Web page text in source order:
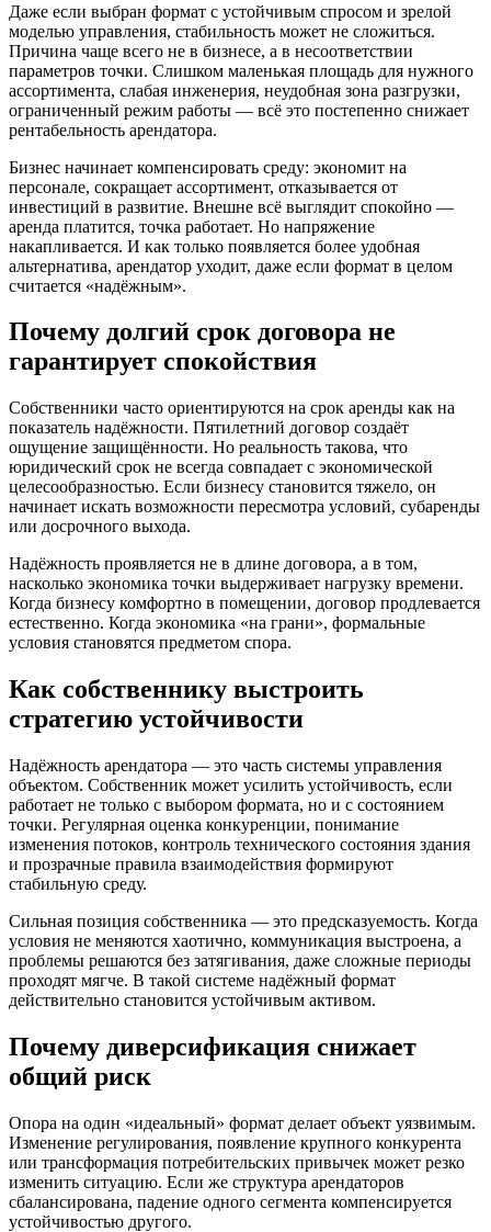
Даже если выбран формат с устойчивым спросом и зрелой
моделью управления, стабильность может не сложиться.
Причина чаще всего не в бизнесе, а в несоответствии
параметров точки. Слишком маленькая площадь для нужного
ассортимента, слабая инженерия, неудобная зона разгрузки,
ограниченный режим работы — всё это постепенно снижает
рентабельность арендатора.
Бизнес начинает компенсировать среду: экономит на
персонале, сокращает ассортимент, отказывается от
инвестиций в развитие. Внешне всё выглядит спокойно —
аренда платится, точка работает. Но напряжение
накапливается. И как только появляется более удобная
альтернатива, арендатор уходит, даже если формат в целом
считается «надёжным».
Почему долгий срок договора не
гарантирует спокойствия
Собственники часто ориентируются на срок аренды как на
показатель надёжности. Пятилетний договор создаёт
ощущение защищённости. Но реальность такова, что
юридический срок не всегда совпадает с экономической
целесообразностью. Если бизнесу становится тяжело, он
начинает искать возможности пересмотра условий, субаренды
или досрочного выхода.
Надёжность проявляется не в длине договора, а в том,
насколько экономика точки выдерживает нагрузку времени.
Когда бизнесу комфортно в помещении, договор продлевается
естественно. Когда экономика «на грани», формальные
условия становятся предметом спора.
Как собственнику выстроить
стратегию устойчивости
Надёжность арендатора — это часть системы управления
объектом. Собственник может усилить устойчивость, если
работает не только с выбором формата, но и с состоянием
точки. Регулярная оценка конкуренции, понимание
изменения потоков, контроль технического состояния здания
и прозрачные правила взаимодействия формируют
стабильную среду.
Сильная позиция собственника — это предсказуемость. Когда
условия не меняются хаотично, коммуникация выстроена, а
проблемы решаются без затягивания, даже сложные периоды
проходят мягче. В такой системе надёжный формат
действительно становится устойчивым активом.
Почему диверсификация снижает
общий риск
Опора на один «идеальный» формат делает объект уязвимым.
Изменение регулирования, появление крупного конкурента
или трансформация потребительских привычек может резко
изменить ситуацию. Если же структура арендаторов
сбалансирована, падение одного сегмента компенсируется
устойчивостью другого.